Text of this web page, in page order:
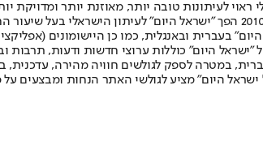
לעיתונות טובה יותר, מאוזנת יותר ומדויקת
תשלום. המהדורה המודפסת הראשונה פורסמה ב-30 ביולי 2007, וב-2010
היום" כוללות ערוצי חדשות ודעות, תרבות
בעברית, במטרה לספק לגולשים חוויה מהירה,
היום" מציע לגולשי האתר הנחות ומבצעים